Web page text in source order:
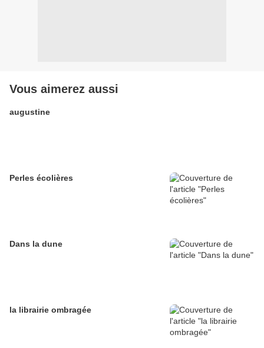
Vous aimerez aussi
augustine
Perles écolières
Dans la dune
la librairie ombragée